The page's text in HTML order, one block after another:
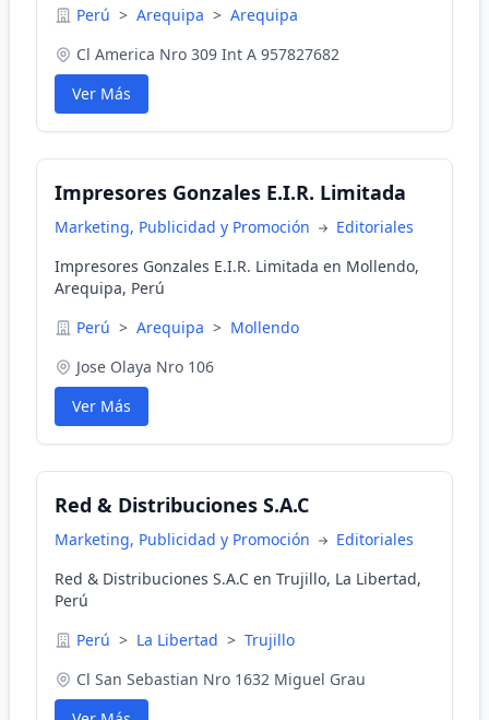
Perú > Arequipa > Arequipa
Cl America Nro 309 Int A 957827682
Ver Más
Impresores Gonzales E.I.R. Limitada
Marketing, Publicidad y Promoción
Editoriales
Impresores Gonzales E.I.R. Limitada en Mollendo,
Arequipa, Perú
Perú > Arequipa > Mollendo
Jose Olaya Nro 106
Ver Más
Red & Distribuciones S.A.C
Marketing, Publicidad y Promoción
Editoriales
Red & Distribuciones S.A.C en Trujillo, La Libertad,
Perú
Perú > La Libertad > Trujillo
Cl San Sebastian Nro 1632 Miguel Grau